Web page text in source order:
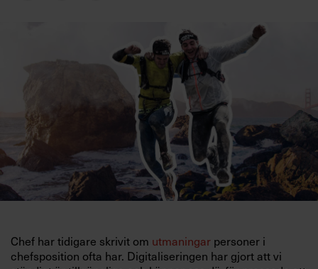
Logga in
Prenumerera
Chef har tidigare skrivit om utmaningar personer i
chefsposition ofta har. Digitaliseringen har gjort att vi